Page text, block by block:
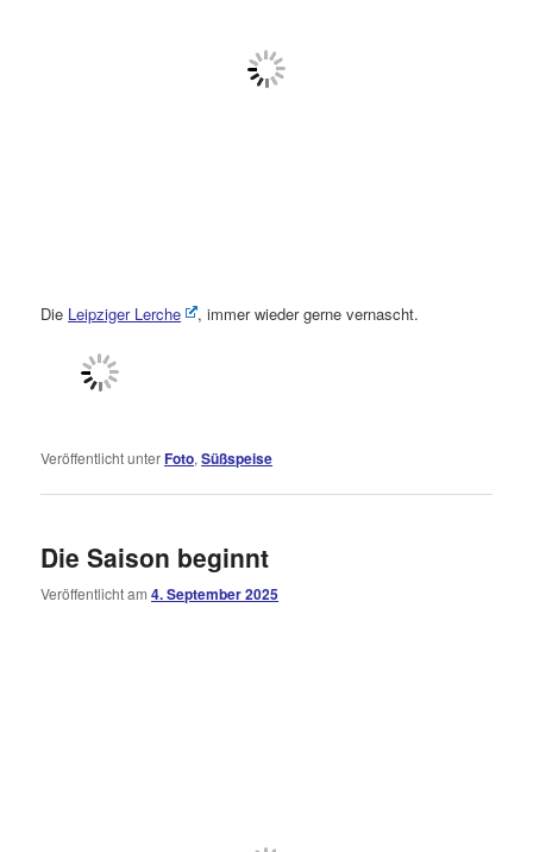
Die Leipziger Lerche , immer wieder gerne vernascht.
Veröffentlicht unterFoto,Süßspeise
Die Saison beginnt
Veröffentlicht am4. September 2025